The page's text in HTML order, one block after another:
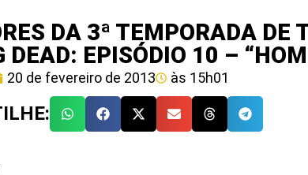
DA 3ª TEMPORADA DE
DEAD: EPISÓDIO 10 –
20 de fevereiro de 2013 às 15h01